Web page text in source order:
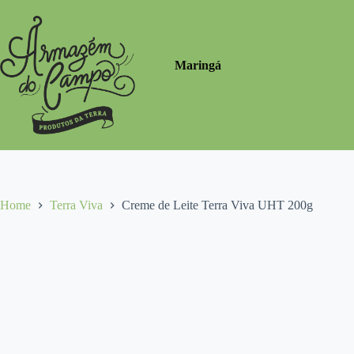
conteúdo
Maringá
Home Terra Viva Creme de Leite Terra Viva UHT 200g